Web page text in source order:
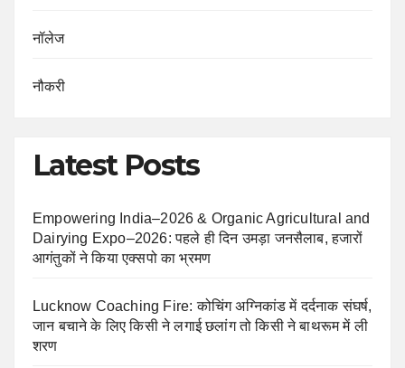
नॉलेज
नौकरी
Latest Posts
Empowering India–2026 & Organic Agricultural and
Dairying Expo–2026: पहले ही दिन उमड़ा जनसैलाब, हजारों
आगंतुकों ने किया एक्सपो का भ्रमण
Lucknow Coaching Fire: कोचिंग अग्निकांड में दर्दनाक संघर्ष,
जान बचाने के लिए किसी ने लगाई छलांग तो किसी ने बाथरूम में ली
शरण